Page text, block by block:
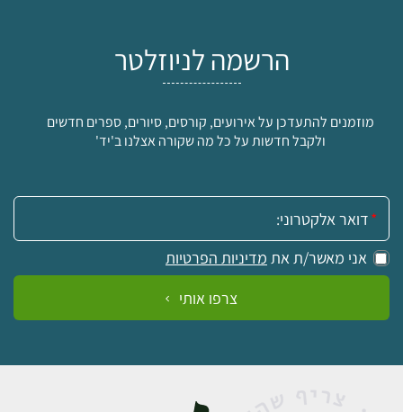
הרשמה לניוזלטר
מוזמנים להתעדכן על אירועים, קורסים, סיורים, ספרים חדשים
ולקבל חדשות על כל מה שקורה אצלנו ב'יד'
אימייל:
אני מאשר/ת את מדיניות הפרטיות
צרפו אותי